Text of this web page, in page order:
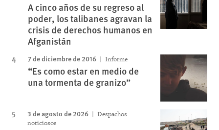
A cinco años de su regreso al
poder, los talibanes agravan la
crisis de derechos humanos en
Afganistán
7 de diciembre de 2016 Informe
“Es como estar en medio de
una tormenta de granizo”
3 de agosto de 2026
Despachos
noticiosos